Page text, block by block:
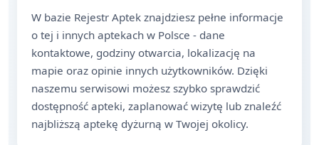
W bazie Rejestr Aptek znajdziesz pełne informacje
o tej i innych aptekach w Polsce - dane
kontaktowe, godziny otwarcia, lokalizację na
mapie oraz opinie innych użytkowników. Dzięki
naszemu serwisowi możesz szybko sprawdzić
dostępność apteki, zaplanować wizytę lub znaleźć
najbliższą aptekę dyżurną w Twojej okolicy.